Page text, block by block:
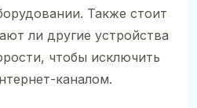
Также стоит
ли другие устройства
чтобы исключить
каналом.